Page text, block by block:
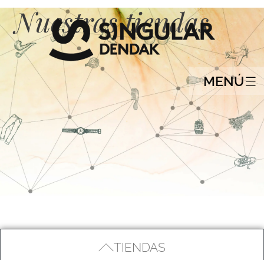
MENÚ
Nuestras tiendas
TIENDAS